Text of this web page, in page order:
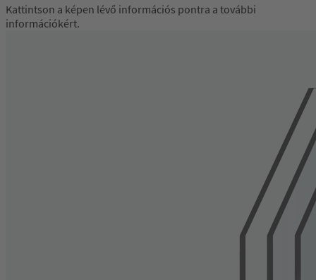
Kattintson a képen lévő információs pontra a további
információkért.